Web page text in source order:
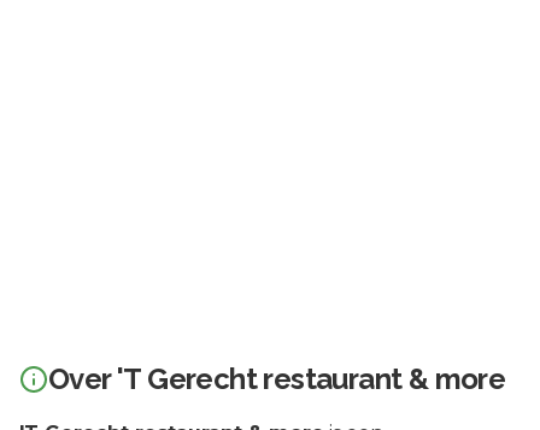
Over'T Gerecht restaurant & more